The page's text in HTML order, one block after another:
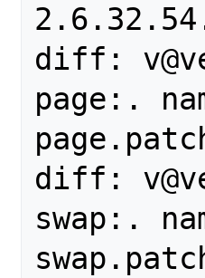
diff:
page:.
diff:
swap:.